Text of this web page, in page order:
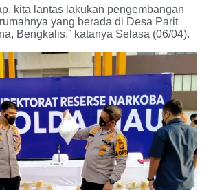
kita lantas lakukan pengembangan
yang berada di Desa Parit
Bengkalis,” katanya Selasa (06/04).